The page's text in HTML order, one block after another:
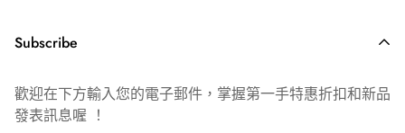
Subscribe
歡迎在下方輸入您的電子郵件，掌握第一手特惠折扣和新品
發表訊息喔 ！